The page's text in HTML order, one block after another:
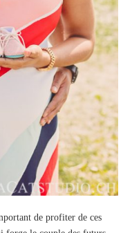
de profiter de ces